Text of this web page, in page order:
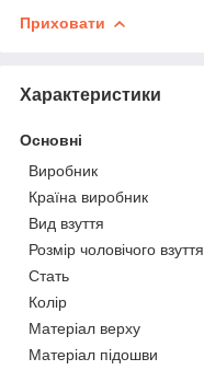
Приховати
Характеристики
Основні
Виробник
Країна виробник
Вид взуття
Розмір чоловічого взуття
Стать
Колір
Матеріал верху
Матеріал підошви